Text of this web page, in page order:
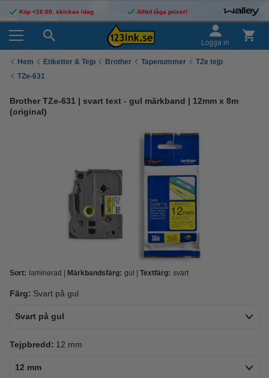
Köp <16:00, skickas idag Alltid låga priser!
Logga in
Hem Etiketter & Tejp Brother Tapenummer
TZe tejp
TZe-631
Brother TZe-631 | svart text - gul märkband | 12mm x 8m
(original)
Sort: laminerad Märkbandsfärg: gul Textfärg: svart
Färg: Svart på gul
Svart på gul
Tejpbredd: 12 mm
12 mm